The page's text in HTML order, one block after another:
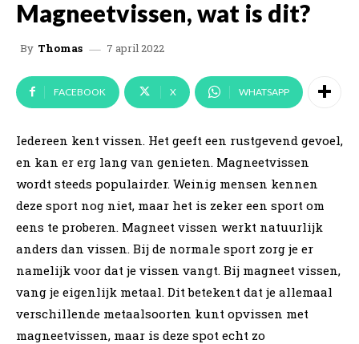
Magneetvissen, wat is dit?
By Thomas 7 april 2022
FACEBOOK X WHATSAPP
Iedereen kent vissen. Het geeft een rustgevend gevoel,
en kan er erg lang van genieten. Magneetvissen
wordt steeds populairder. Weinig mensen kennen
deze sport nog niet, maar het is zeker een sport om
eens te proberen. Magneet vissen werkt natuurlijk
anders dan vissen. Bij de normale sport zorg je er
namelijk voor dat je vissen vangt. Bij magneet vissen,
vang je eigenlijk metaal. Dit betekent dat je allemaal
verschillende metaalsoorten kunt opvissen met
magneetvissen, maar is deze spot echt zo